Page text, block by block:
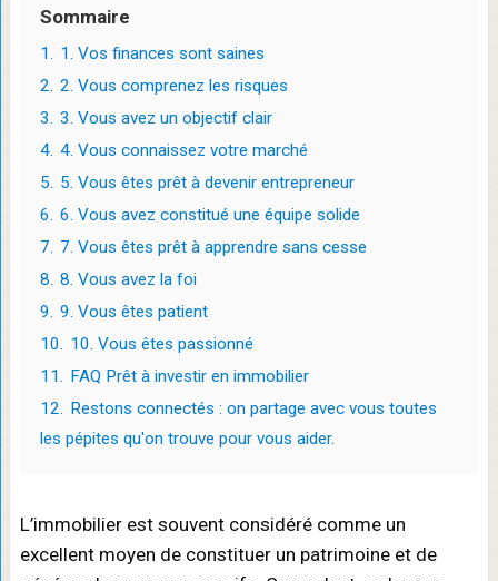
Sommaire
1. 1. Vos finances sont saines
2. 2. Vous comprenez les risques
3. 3. Vous avez un objectif clair
4. 4. Vous connaissez votre marché
5. 5. Vous êtes prêt à devenir entrepreneur
6. 6. Vous avez constitué une équipe solide
7. 7. Vous êtes prêt à apprendre sans cesse
8. 8. Vous avez la foi
9. 9. Vous êtes patient
10. 10. Vous êtes passionné
11. FAQ Prêt à investir en immobilier
12. Restons connectés : on partage avec vous toutes
les pépites qu'on trouve pour vous aider.
L’immobilier est souvent considéré comme un
excellent moyen de constituer un patrimoine et de